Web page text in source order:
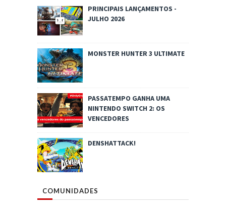
PRINCIPAIS LANÇAMENTOS -
JULHO 2026
MONSTER HUNTER 3 ULTIMATE
PASSATEMPO GANHA UMA
NINTENDO SWITCH 2: OS
VENCEDORES
DENSHATTACK!
COMUNIDADES